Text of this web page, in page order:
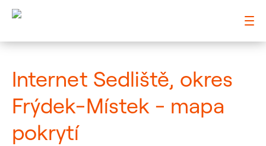
Internet Sedliště, okres
Frýdek-Místek - mapa
pokrytí
: Mapa pokrytí město